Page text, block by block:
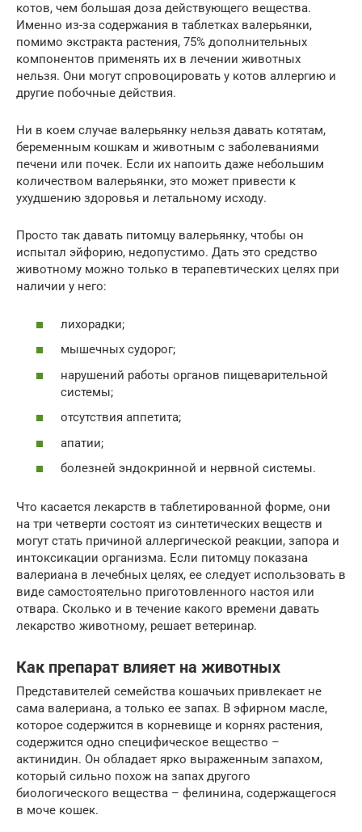
котов, чем большая доза действующего вещества.
Именно из-за содержания в таблетках валерьянки,
помимо экстракта растения, 75% дополнительных
компонентов применять их в лечении животных
нельзя. Они могут спровоцировать у котов аллергию и
другие побочные действия.
Ни в коем случае валерьянку нельзя давать котятам,
беременным кошкам и животным с заболеваниями
печени или почек. Если их напоить даже небольшим
количеством валерьянки, это может привести к
ухудшению здоровья и летальному исходу.
Просто так давать питомцу валерьянку, чтобы он
испытал эйфорию, недопустимо. Дать это средство
животному можно только в терапевтических целях при
наличии у него:
лихорадки;
мышечных судорог;
нарушений работы органов пищеварительной
системы;
отсутствия аппетита;
апатии;
болезней эндокринной и нервной системы.
Что касается лекарств в таблетированной форме, они
на три четверти состоят из синтетических веществ и
могут стать причиной аллергической реакции, запора и
интоксикации организма. Если питомцу показана
валериана в лечебных целях, ее следует использовать в
виде самостоятельно приготовленного настоя или
отвара. Сколько и в течение какого времени давать
лекарство животному, решает ветеринар.
Как препарат влияет на животных
Представителей семейства кошачьих привлекает не
сама валериана, а только ее запах. В эфирном масле,
которое содержится в корневище и корнях растения,
содержится одно специфическое вещество –
актинидин. Он обладает ярко выраженным запахом,
который сильно похож на запах другого
биологического вещества – фелинина, содержащегося
в моче кошек.